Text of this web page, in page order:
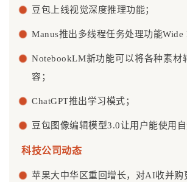
豆包上线视觉深度推理功能；
Manus推出多线程任务处理功能Wide
NotebookLM新功能可以将各种素材
容；
ChatGPT推出学习模式；
豆包图像编辑模型3.0让用户能使用自
科技公司动态
苹果大中华区重回增长，对AI收并购